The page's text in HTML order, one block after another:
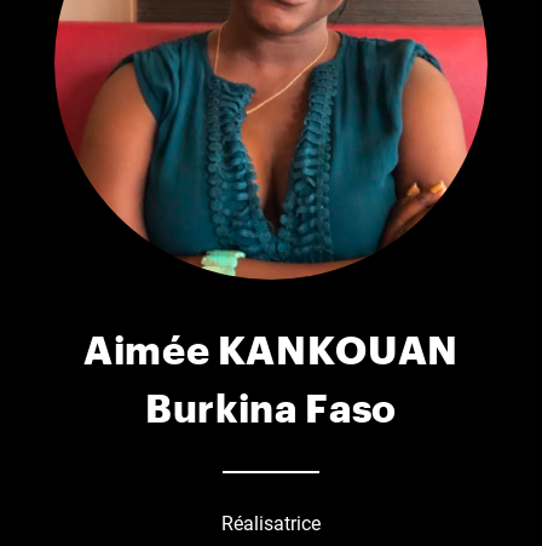
Aimée KANKOUAN
Burkina Faso
Réalisatrice